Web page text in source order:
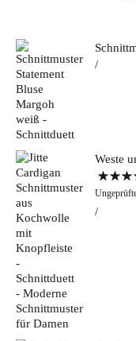
Weste
Bewertet
5.00